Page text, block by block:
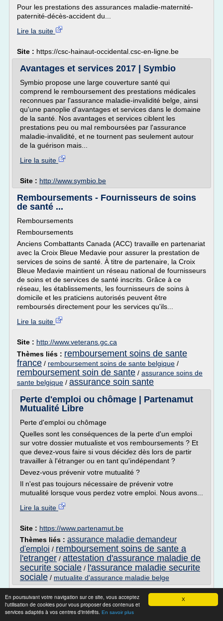
X
En poursuivant votre navigation sur ce site, vous acceptez
l'utilisation de cookies pour vous proposer des contenus et
services adaptés à vos centres d'intérêts. En savoir plus
Pour les prestations des assurances maladie-maternité-
paternité-décès-accident du...
Lire la suite
Site : https://csc-hainaut-occidental.csc-en-ligne.be
Avantages et services 2017 | Symbio
Symbio propose une large couverture santé qui
comprend le remboursement des prestations médicales
reconnues par l'assurance maladie-invalidité belge, ainsi
qu'une panoplie d'avantages et services dans le domaine
de la santé. Nos avantages et services ciblent les
prestations peu ou mal remboursées par l'assurance
maladie-invalidité, et ne tournent pas seulement autour
de la guérison mais...
Lire la suite
Site : http://www.symbio.be
Remboursements - Fournisseurs de soins
de santé ...
Remboursements
Remboursements
Anciens Combattants Canada (ACC) travaille en partenariat
avec la Croix Bleue Medavie pour assurer la prestation de
services de soins de santé. À titre de partenaire, la Croix
Bleue Medavie maintient un réseau national de fournisseurs
de soins et de services de santé inscrits. Grâce à ce
réseau, les établissements, les fournisseurs de soins à
domicile et les praticiens autorisés peuvent être
remboursés directement pour les services qu'ils...
Lire la suite
Site : http://www.veterans.gc.ca
Thèmes liés : remboursement soins de sante
france / remboursement soins de sante belgique /
remboursement soin de sante / assurance soins de
sante belgique / assurance soin sante
Perte d'emploi ou chômage | Partenamut
Mutualité Libre
Perte d'emploi ou chômage
Quelles sont les conséquences de la perte d'un emploi
sur votre dossier mutualiste et vos remboursements ? Et
que devez-vous faire si vous décidez dès lors de partir
travailler à l'étranger ou en tant qu'indépendant ?
Devez-vous prévenir votre mutualité ?
Il n'est pas toujours nécessaire de prévenir votre
mutualité lorsque vous perdez votre emploi. Nous avons...
Lire la suite
Site : https://www.partenamut.be
Thèmes liés : assurance maladie demandeur
d'emploi / remboursement soins de sante a
l'etranger / attestation d'assurance maladie de
securite sociale / l'assurance maladie securite
sociale / mutualite d'assurance maladie belge
Budget des soins de santé: Maggie De
Block donne les ...
Budget des soins de santé: Maggie De Block donne les